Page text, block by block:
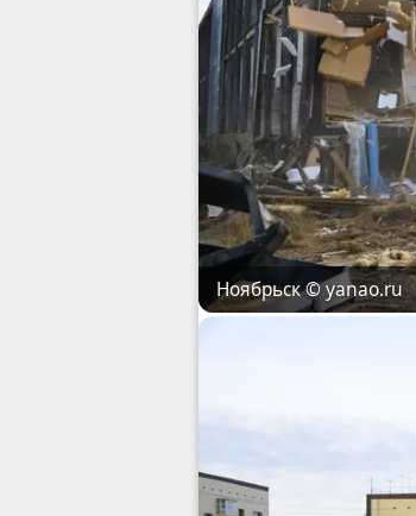
Ноябрьск© yanao.ru